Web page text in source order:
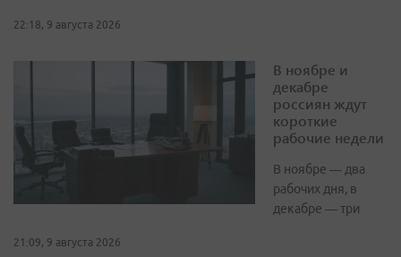
22:18, 9 августа 2026
В ноябре и
декабре
россиян ждут
короткие
рабочие недели
В ноябре — два
рабочих дня, в
декабре — три
21:09, 9 августа 2026